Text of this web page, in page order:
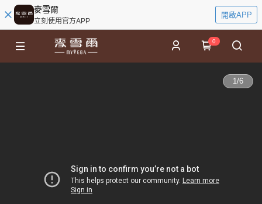
麥雪爾
立刻使用官方APP
開啟APP
0
1/6